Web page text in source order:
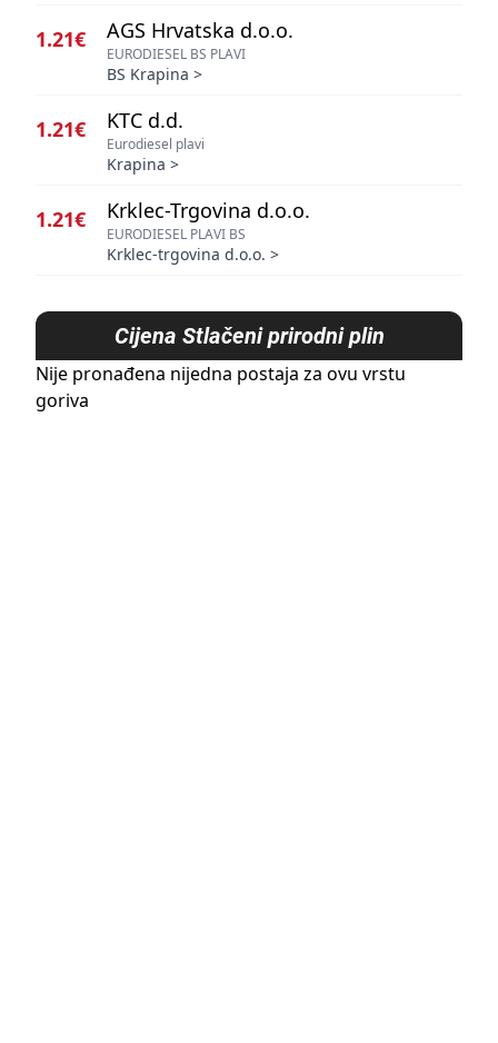
1.21€ AGS Hrvatska d.o.o.
EURODIESEL BS PLAVI
BS Krapina >
1.21€ KTC d.d.
Eurodiesel plavi
Krapina >
1.21€ Krklec-Trgovina d.o.o.
EURODIESEL PLAVI BS
Krklec-trgovina d.o.o. >
Cijena Stlačeni prirodni plin
Nije pronađena nijedna postaja za ovu vrstu
goriva